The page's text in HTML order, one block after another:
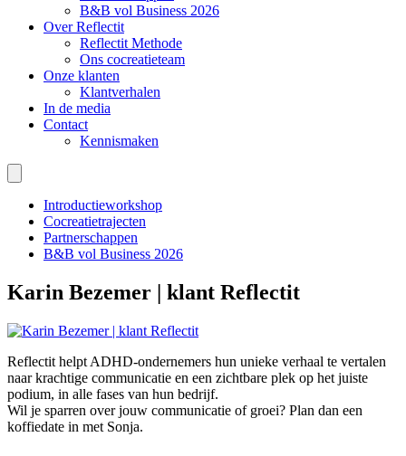
B&B vol Business 2026
Over Reflectit
Reflectit Methode
Ons cocreatieteam
Onze klanten
Klantverhalen
In de media
Contact
Kennismaken
Introductieworkshop
Cocreatietrajecten
Partnerschappen
B&B vol Business 2026
Karin Bezemer | klant Reflectit
Reflectit helpt ADHD-ondernemers hun unieke verhaal te vertalen
naar krachtige communicatie en een zichtbare plek op het juiste
podium, in alle fases van hun bedrijf.
Wil je sparren over jouw communicatie of groei? Plan dan een
koffiedate in met Sonja.